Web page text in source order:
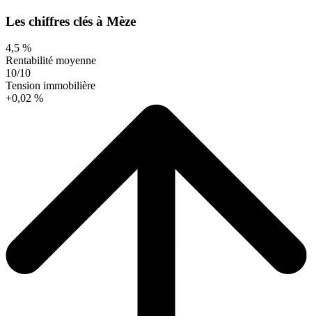
Les chiffres clés à Mèze
4,5 %
Rentabilité moyenne
10/10
Tension immobilière
+0,02 %